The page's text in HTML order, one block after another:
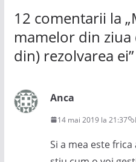
12 comentarii la „
mamelor din ziua
din) rezolvarea ei”
Anca
14 mai 2019 la 21:37
Si a mea este